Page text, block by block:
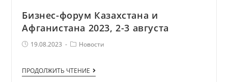
Бизнес-форум Казахстана и
Афганистана 2023, 2-3 августа
Запись
19.08.2023
Рубрика
Новости
ПРОДОЛЖИТЬ ЧТЕНИЕ
Бизнес-